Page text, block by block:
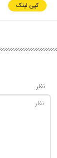
کپی لینک
نظر